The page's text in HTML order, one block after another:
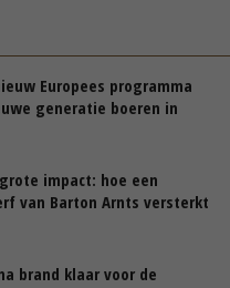
Europees programma
generatie boeren in
impact: hoe een
van Barton Arnts versterkt
brand klaar voor de